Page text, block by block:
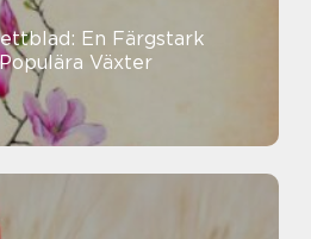
En Färgstark
Växter